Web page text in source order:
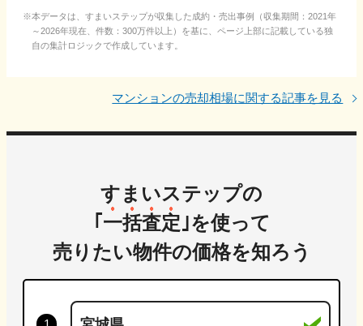
本データは、すまいステップが収集した成約・売出事例（収集期間：2021年
～2026年現在、件数：300万件以上）を基に、ページ上部に記載している独
自の集計ロジックで作成しています。
マンションの売却相場に関する記事を見る
すまいステップの
｢ 一括査定｣を使って
売りたい物件の価格を知ろう